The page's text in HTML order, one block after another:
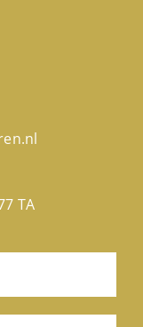
TA